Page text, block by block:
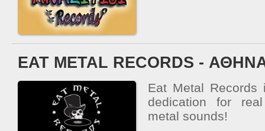
EAT METAL RECORDS -
Eat Metal
dedication for
metal sounds!